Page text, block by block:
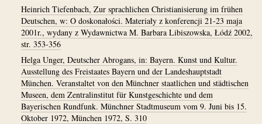
Heinrich Tiefenbach, Zur sprachlichen Christianisierung im frühen
Deutschen, w: O doskonałości. Materiały z konferencji 21-23 maja
2001r., wydany z Wydawnictwa M. Barbara Libiszowska, Łódź 2002,
str. 353-356
Helga Unger, Deutscher Abrogans, in: Bayern. Kunst und Kultur.
Ausstellung des Freistaates Bayern und der Landeshauptstadt
München. Veranstaltet von den Münchner staatlichen und städtischen
Museen, dem Zentralinstitut für Kunstgeschichte und dem
Bayerischen Rundfunk. Münchner Stadtmuseum vom 9. Juni bis 15.
Oktober 1972, München 1972, S. 310